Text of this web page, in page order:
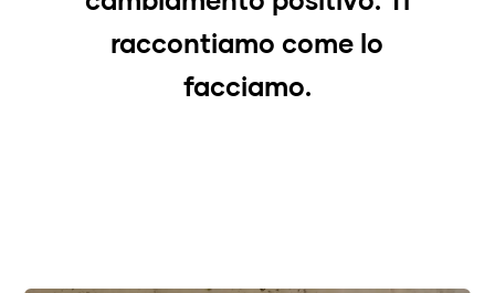
raccontiamo come lo
facciamo.